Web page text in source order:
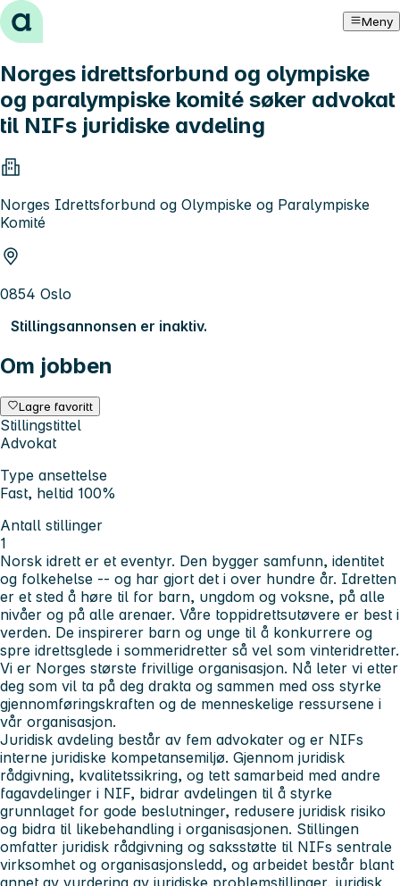
Hopp til innhold Meny
Norges idrettsforbund og olympiske
og paralympiske komité søker advokat
til NIFs juridiske avdeling
Norges Idrettsforbund og Olympiske og Paralympiske
Komité
0854 Oslo
Stillingsannonsen er inaktiv.
Om jobben
Lagre favoritt
Stillingstittel
Advokat
Type ansettelse
Fast, heltid 100%
Antall stillinger
1
Norsk idrett er et eventyr. Den bygger samfunn, identitet
og folkehelse -- og har gjort det i over hundre år. Idretten
er et sted å høre til for barn, ungdom og voksne, på alle
nivåer og på alle arenaer. Våre toppidrettsutøvere er best i
verden. De inspirerer barn og unge til å konkurrere og
spre idrettsglede i sommeridretter så vel som vinteridretter.
Vi er Norges største frivillige organisasjon. Nå leter vi etter
deg som vil ta på deg drakta og sammen med oss styrke
gjennomføringskraften og de menneskelige ressursene i
vår organisasjon.
Juridisk avdeling består av fem advokater og er NIFs
interne juridiske kompetansemiljø. Gjennom juridisk
rådgivning, kvalitetssikring, og tett samarbeid med andre
fagavdelinger i NIF, bidrar avdelingen til å styrke
grunnlaget for gode beslutninger, redusere juridisk risiko
og bidra til likebehandling i organisasjonen. Stillingen
omfatter juridisk rådgivning og saksstøtte til NIFs sentrale
virksomhet og organisasjonsledd, og arbeidet består blant
annet av vurdering av juridiske problemstillinger, juridisk